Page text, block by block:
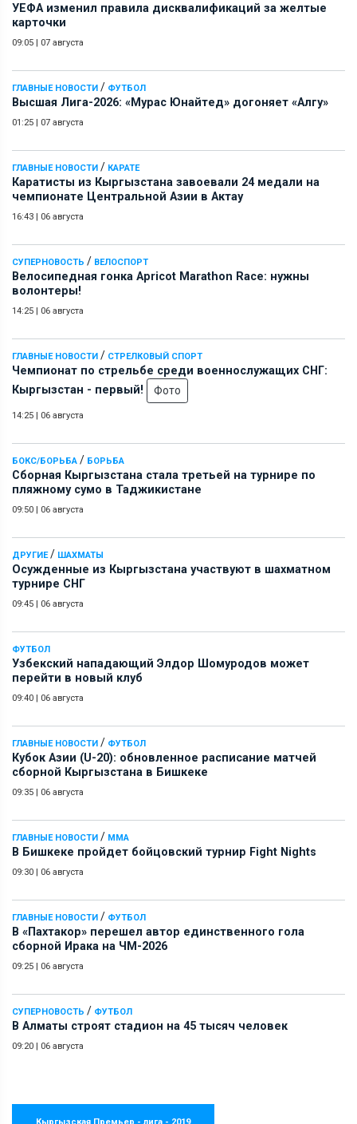
УЕФА изменил правила дисквалификаций за желтые
карточки
09:05 | 07 августа
ГЛАВНЫЕ НОВОСТИ / ФУТБОЛ
Высшая Лига-2026: «Мурас Юнайтед» догоняет «Алгу»
01:25 | 07 августа
ГЛАВНЫЕ НОВОСТИ / КАРАТЕ
Каратисты из Кыргызстана завоевали 24 медали на
чемпионате Центральной Азии в Актау
16:43 | 06 августа
СУПЕРНОВОСТЬ / ВЕЛОСПОРТ
Велосипедная гонка Apricot Marathon Race: нужны
волонтеры!
14:25 | 06 августа
ГЛАВНЫЕ НОВОСТИ / СТРЕЛКОВЫЙ СПОРТ
Чемпионат по стрельбе среди военнослужащих СНГ:
Кыргызстан - первый!
Фото
14:25 | 06 августа
БОКС/БОРЬБА / БОРЬБА
Сборная Кыргызстана стала третьей на турнире по
пляжному сумо в Таджикистане
09:50 | 06 августа
ДРУГИЕ/ ШАХМАТЫ
Осужденные из Кыргызстана участвуют в шахматном
турнире СНГ
09:45 | 06 августа
ФУТБОЛ
Узбекский нападающий Элдор Шомуродов может
перейти в новый клуб
09:40 | 06 августа
ГЛАВНЫЕ НОВОСТИ / ФУТБОЛ
Кубок Азии (U-20): обновленное расписание матчей
сборной Кыргызстана в Бишкеке
09:35 | 06 августа
ГЛАВНЫЕ НОВОСТИ / ММА
В Бишкеке пройдет бойцовский турнир Fight Nights
09:30 | 06 августа
ГЛАВНЫЕ НОВОСТИ / ФУТБОЛ
В «Пахтакор» перешел автор единственного гола
сборной Ирака на ЧМ-2026
09:25 | 06 августа
СУПЕРНОВОСТЬ / ФУТБОЛ
В Алматы строят стадион на 45 тысяч человек
09:20 | 06 августа
Кыргызская Премьер - лига - 2019